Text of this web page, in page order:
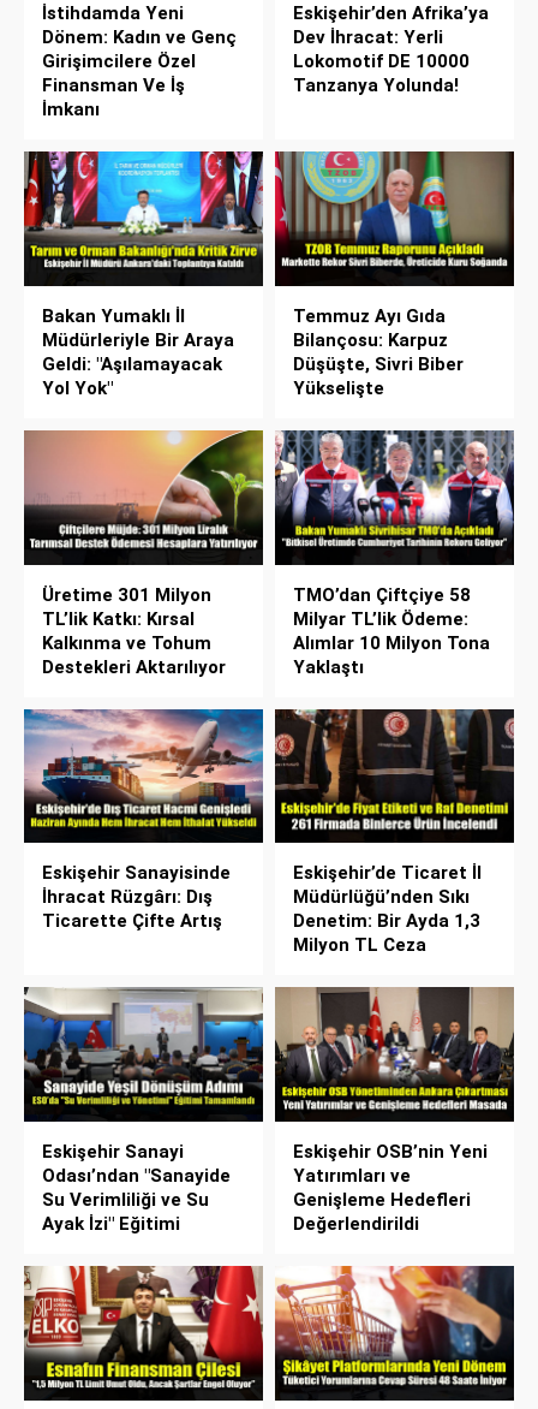
İstihdamda Yeni
Dönem: Kadın ve Genç
Girişimcilere Özel
Finansman Ve İş
İmkanı
Eskişehir’den Afrika’ya
Dev İhracat: Yerli
Lokomotif DE 10000
Tanzanya Yolunda!
Bakan Yumaklı İl
Müdürleriyle Bir Araya
Geldi: "Aşılamayacak
Yol Yok"
Temmuz Ayı Gıda
Bilançosu: Karpuz
Düşüşte, Sivri Biber
Yükselişte
Üretime 301 Milyon
TL’lik Katkı: Kırsal
Kalkınma ve Tohum
Destekleri Aktarılıyor
TMO’dan Çiftçiye 58
Milyar TL’lik Ödeme:
Alımlar 10 Milyon Tona
Yaklaştı
Eskişehir Sanayisinde
İhracat Rüzgârı: Dış
Ticarette Çifte Artış
Eskişehir’de Ticaret İl
Müdürlüğü’nden Sıkı
Denetim: Bir Ayda 1,3
Milyon TL Ceza
Eskişehir Sanayi
Odası’ndan "Sanayide
Su Verimliliği ve Su
Ayak İzi" Eğitimi
Eskişehir OSB’nin Yeni
Yatırımları ve
Genişleme Hedefleri
Değerlendirildi